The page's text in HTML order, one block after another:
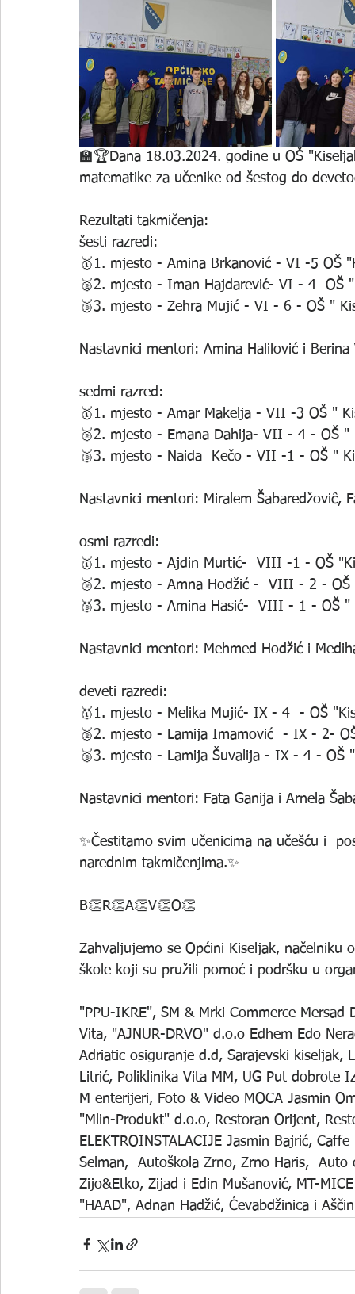
🏫🏆Dana 18.03.2024. godine u OŠ
matematike za učenike od šestog do
Rezultati takmičenja:
šesti razredi:
🥇1. mjesto - Amina Brkanović - VI -5 OŠ
🥈2. mjesto - Iman Hajdarević- VI - 4  OŠ
🥉3. mjesto - Zehra Mujić - VI - 6 - OŠ "
Nastavnici mentori: Amina Halilović i Berina
sedmi razred:
🥇1. mjesto - Amar Makelja - VII -3 OŠ "
🥈2. mjesto - Emana Dahija- VII - 4 - OŠ "
🥉3. mjesto - Naida  Kečo - VII -1 - OŠ "
Nastavnici mentori: Miralem Šabaredžoviĉ,
osmi razredi:
🥇1. mjesto - Ajdin Murtić-  VIII -1 - OŠ
🥈2. mjesto - Amna Hodžić -  VIII - 2 - OŠ
🥉3. mjesto - Amina Hasić-  VIII - 1 - OŠ "
Nastavnici mentori: Mehmed Hodžić i
deveti razredi:
🥇1. mjesto - Melika Mujić- IX - 4  - OŠ
🥈2. mjesto - Lamija Imamović  - IX - 2-
🥉3. mjesto - Lamija Šuvalija - IX - 4 - OŠ
Nastavnici mentori: Fata Ganija i Arnela
✨️Čestitamo svim učenicima na učešću i
narednim takmičenjima.✨️
B👏R👏A👏V👏O👏
Zahvaljujemo se Općini Kiseljak,
škole koji su pružili pomoć i podršku u
"PPU-IKRE", SM & Mrki Commerce
Vita, "AJNUR-DRVO" d.o.o Edhem Edo
Adriatic osiguranje d.d, Sarajevski kiseljak,
Litrić, Poliklinika Vita MM, UG Put dobrote
M enterijeri, Foto & Video MOCA Jasmin
"Mlin-Produkt" d.o.o, Restoran Orijent,
ELEKTROINSTALACIJE Jasmin Bajrić,
Selman,  Autoškola Zrno, Zrno Haris,
Zijo&Etko, Zijad i Edin Mušanović, MT-
"HAAD", Adnan Hadžić, Ćevabdžinica i